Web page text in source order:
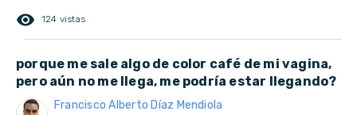
remove_red_eye 124 vistas
porque me sale algo de color café de mi vagina,
pero aún no me llega, me podría estar llegando?
Francisco Alberto Díaz Mendiola